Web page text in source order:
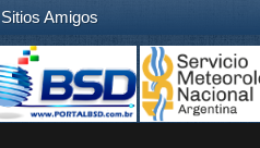
Sitios Amigos